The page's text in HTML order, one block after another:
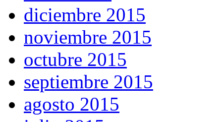
diciembre 2015
noviembre 2015
octubre 2015
septiembre 2015
agosto 2015